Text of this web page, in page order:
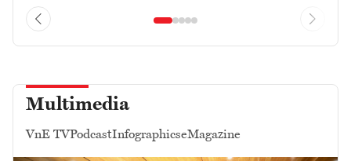
Multimedia
VnE TVPodcastInfographicseMagazine